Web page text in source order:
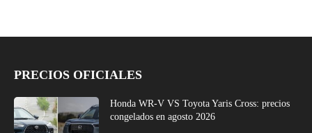
PRECIOS OFICIALES
Honda WR-V VS Toyota Yaris Cross: precios
congelados en agosto 2026